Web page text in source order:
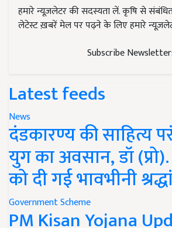
हमारे न्यूज़लेटर की सदस्यता लें. कृषि से
लेटेस्ट ख़बरें मेल पर पढ़ने के लिए हमारे
Subscribe
Latest feeds
News
दंडकारण्य की साहित्य
युग का अवसान, डॉ
को दी गई भावभीनी
Government Scheme
PM Kisan Yojana